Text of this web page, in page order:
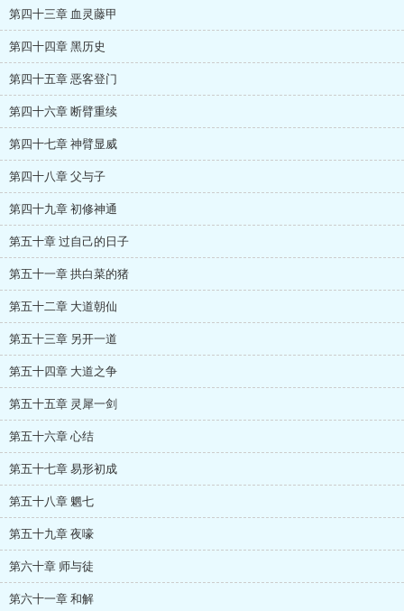
第四十三章 血灵藤甲
第四十四章 黑历史
第四十五章 恶客登门
第四十六章 断臂重续
第四十七章 神臂显威
第四十八章 父与子
第四十九章 初修神通
第五十章 过自己的日子
第五十一章 拱白菜的猪
第五十二章 大道朝仙
第五十三章 另开一道
第五十四章 大道之争
第五十五章 灵犀一剑
第五十六章 心结
第五十七章 易形初成
第五十八章 魍七
第五十九章 夜嚎
第六十章 师与徒
第六十一章 和解